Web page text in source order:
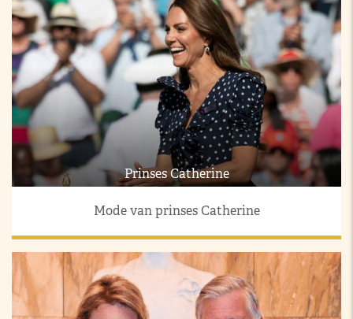
Prinses Catherine
Mode van prinses Catherine